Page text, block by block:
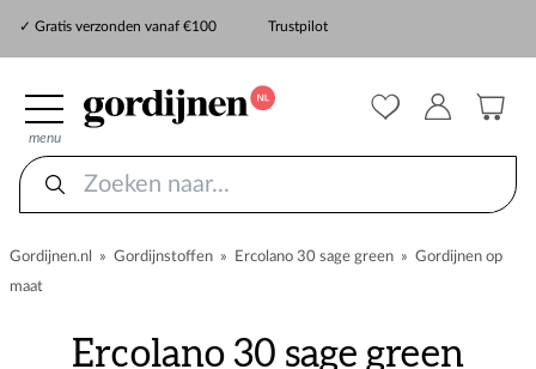
✓ Gratis verzonden vanaf €100
Trustpilot
menu
Gordijnen.nl » Gordijnstoffen » Ercolano 30 sage green » Gordijnen op
maat
Ercolano 30 sage green